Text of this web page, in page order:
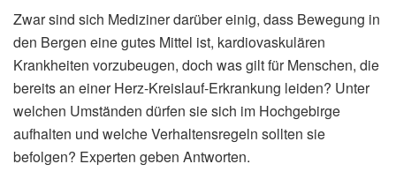
Zwar sind sich Mediziner darüber einig, dass Bewegung in
den Bergen eine gutes Mittel ist, kardiovaskulären
Krankheiten vorzubeugen, doch was gilt für Menschen, die
bereits an einer Herz-Kreislauf-Erkrankung leiden? Unter
welchen Umständen dürfen sie sich im Hochgebirge
aufhalten und welche Verhaltensregeln sollten sie
befolgen? Experten geben Antworten.